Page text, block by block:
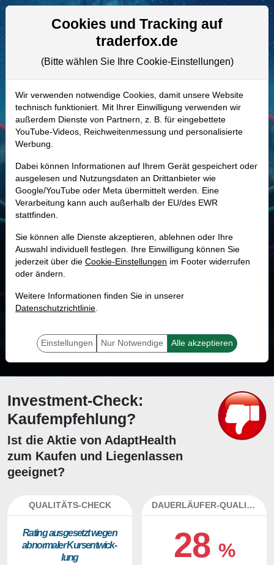
Aktien- und Artikelsuche
A2PU9W | AHCO–AdaptHealth
Aktie
Realtime-Aktienkurs:
- - -
-
Marktkapitalisierung 787,78 Mio. USD
Unternehmenswert
Umsatz 3,24 Mrd. USD
72.7 %
mit dieser Aktie erfolgreich sein.
Investment-Check:
Kaufempfehlung?
Ist die Aktie von AdaptHealth
zum Kaufen und Liegenlassen
geeignet?
QUALITÄTS-CHECK
Ra­ting aus­ge­setzt we­gen
ab­nor­ma­ler Kurs­ent­wick­
lung
DAUERLÄUFER-QUALITÄTEN
28%
Cookies und Tracking auf
traderfox.de
(Bitte wählen Sie Ihre Cookie-Einstellungen)
Wir verwenden notwendige Cookies, damit unsere Website
technisch funktioniert. Mit Ihrer Einwilligung verwenden wir
außerdem Dienste von Partnern, z. B. für eingebettete
YouTube-Videos, Reichweitenmessung und personalisierte
Werbung.
Dabei können Informationen auf Ihrem Gerät gespeichert oder
ausgelesen und Nutzungsdaten an Drittanbieter wie
Google/YouTube oder Meta übermittelt werden. Eine
Verarbeitung kann auch außerhalb der EU/des EWR
stattfinden.
Sie können alle Dienste akzeptieren, ablehnen oder Ihre
Auswahl individuell festlegen. Ihre Einwilligung können Sie
jederzeit über die Cookie-Einstellungen im Footer widerrufen
oder ändern.
Weitere Informationen finden Sie in unserer
Datenschutzrichtlinie.
Einstellungen Nur Notwendige Alle akzeptieren